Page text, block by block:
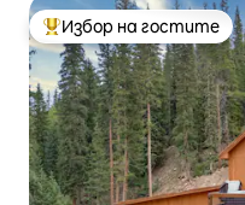
Най-популярен избор
Избор на гостите